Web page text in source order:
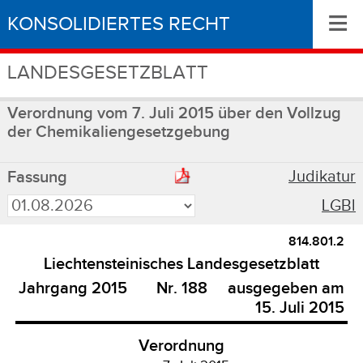
KONSOLIDIERTES RECHT
LANDESGESETZBLATT
≡
Verordnung vom 7. Juli 2015 über den Vollzug
der Chemikaliengesetzgebung
Fassung
Judikatur
LGBl